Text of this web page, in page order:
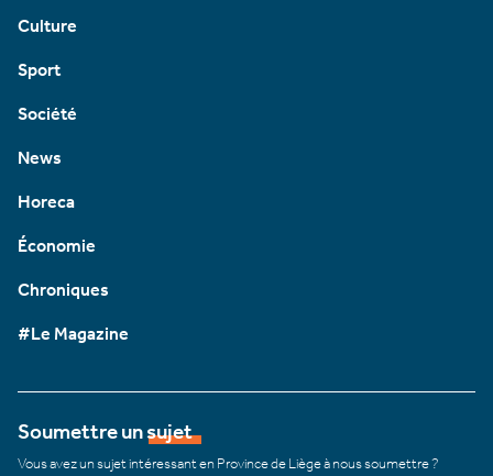
Culture
Sport
Société
News
Horeca
Économie
Chroniques
#Le Magazine
Soumettre un sujet
Vous avez un sujet intéressant en Province de Liège à nous soumettre ?